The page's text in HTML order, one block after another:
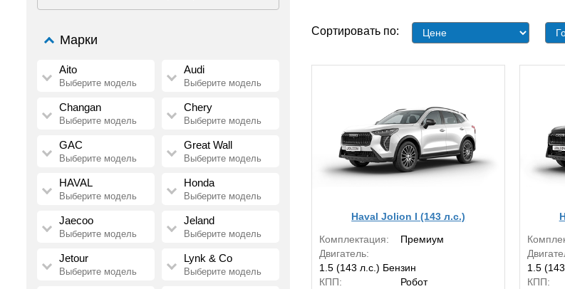
Марки
Aito
Выберите модель
Audi
Выберите модель
Changan
Выберите модель
Chery
Выберите модель
GAC
Выберите модель
Great Wall
Выберите модель
HAVAL
Выберите модель
Honda
Выберите модель
Jaecoo
Выберите модель
Jeland
Выберите модель
Jetour
Выберите модель
Lynk & Co
Выберите модель
Сортировать по:
Haval Jolion I (143 л.с.)
Комплектация:
Премиум
Двигатель:
1.5 (143 л.с.) Бензин
КПП:
Робот
1.5
КПП: